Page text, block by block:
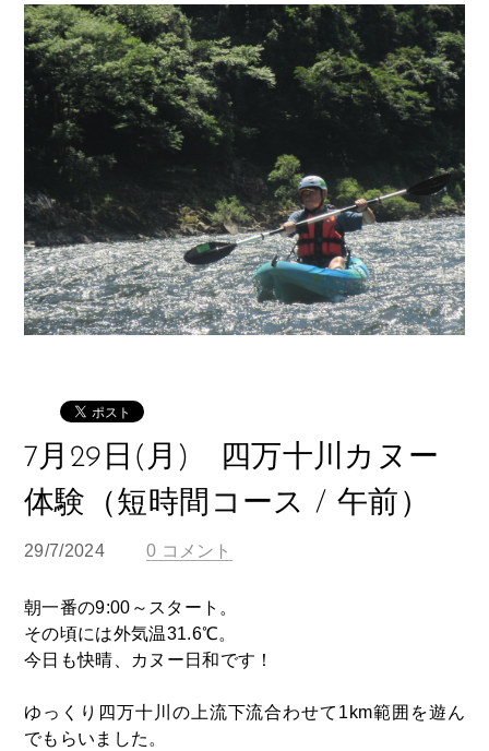
7月29日(月) 四万十川カヌー
体験（短時間コース / 午前）
29/7/2024 0 コメント
朝一番の9:00～スタート。
その頃には外気温31.6℃。
今日も快晴、カヌー日和です！
ゆっくり四万十川の上流下流合わせて1km範囲を遊ん
でもらいました。